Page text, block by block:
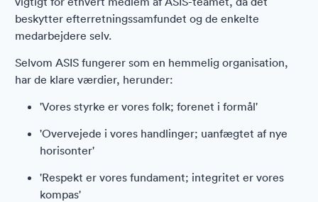
beskytter efterretningssamfundet og de enkelte
medarbejdere selv.
Selvom ASIS fungerer som en hemmelig organisation,
har de klare værdier, herunder:
'Vores styrke er vores folk; forenet i formål'
'Overvejede i vores handlinger; uanfægtet af nye
horisonter'
'Respekt er vores fundament; integritet er vores
kompas'